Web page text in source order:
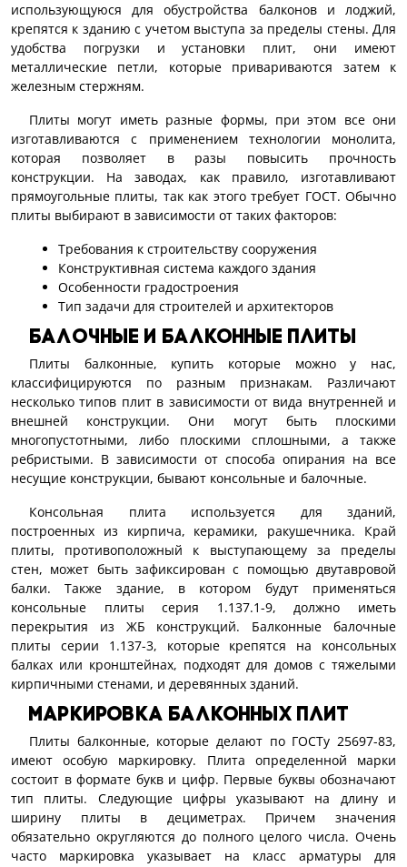
использующуюся для обустройства балконов и лоджий,
крепятся к зданию с учетом выступа за пределы стены. Для
удобства погрузки и установки плит, они имеют
металлические петли, которые привариваются затем к
железным стержням.
Плиты могут иметь разные формы, при этом все они
изготавливаются с применением технологии монолита,
которая позволяет в разы повысить прочность
конструкции. На заводах, как правило, изготавливают
прямоугольные плиты, так как этого требует ГОСТ. Обычно
плиты выбирают в зависимости от таких факторов:
Требования к строительству сооружения
Конструктивная система каждого здания
Особенности градостроения
Тип задачи для строителей и архитекторов
Балочные и балконные плиты
Плиты балконные, купить которые можно у нас,
классифицируются по разным признакам. Различают
несколько типов плит в зависимости от вида внутренней и
внешней конструкции. Они могут быть плоскими
многопустотными, либо плоскими сплошными, а также
ребристыми. В зависимости от способа опирания на все
несущие конструкции, бывают консольные и балочные.
Консольная плита используется для зданий,
построенных из кирпича, керамики, ракушечника. Край
плиты, противоположный к выступающему за пределы
стен, может быть зафиксирован с помощью двутавровой
балки. Также здание, в котором будут применяться
консольные плиты серия 1.137.1-9, должно иметь
перекрытия из ЖБ конструкций. Балконные балочные
плиты серии 1.137-3, которые крепятся на консольных
балках или кронштейнах, подходят для домов с тяжелыми
кирпичными стенами, и деревянных зданий.
Маркировка балконных плит
Плиты балконные, которые делают по ГОСТу 25697-83,
имеют особую маркировку. Плита определенной марки
состоит в формате букв и цифр. Первые буквы обозначают
тип плиты. Следующие цифры указывают на длину и
ширину плиты в дециметрах. Причем значения
обязательно округляются до полного целого числа. Очень
часто маркировка указывает на класс арматуры для